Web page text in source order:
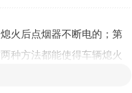
火后点烟器不断电的；第
种方法都能使得车辆熄火
工作。不过这两种方法都